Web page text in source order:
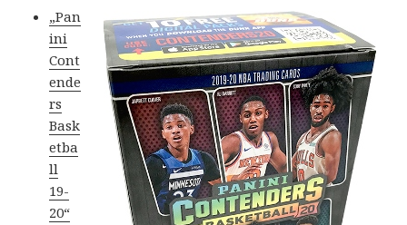
„Pan
ini
Cont
ende
rs
Bask
etba
ll
19-
20“